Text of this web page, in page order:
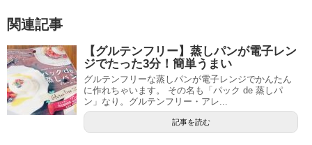
関連記事
【グルテンフリー】蒸しパンが電子レン
ジでたった3分！簡単うまい
グルテンフリーな蒸しパンが電子レンジでかんたん
に作れちゃいます。 その名も「パック de 蒸しパ
ン」なり。グルテンフリー・アレ...
記事を読む